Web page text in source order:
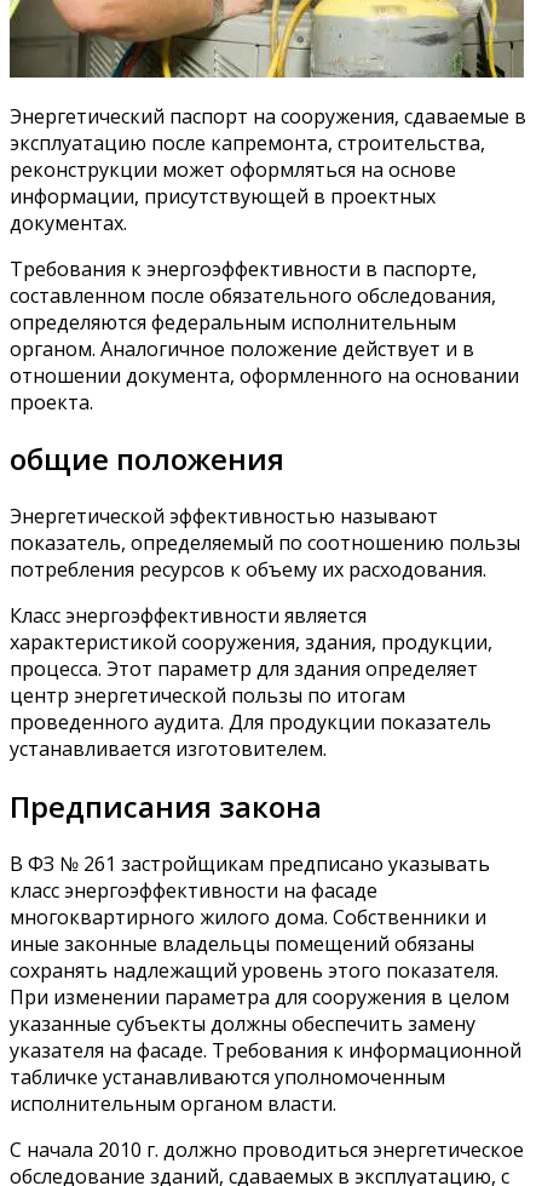
Энергетический паспорт на сооружения, сдаваемые в
эксплуатацию после капремонта, строительства,
реконструкции может оформляться на основе
информации, присутствующей в проектных
документах.
Требования к энергоэффективности в паспорте,
составленном после обязательного обследования,
определяются федеральным исполнительным
органом. Аналогичное положение действует и в
отношении документа, оформленного на основании
проекта.
общие положения
Энергетической эффективностью называют
показатель, определяемый по соотношению пользы
потребления ресурсов к объему их расходования.
Класс энергоэффективности является
характеристикой сооружения, здания, продукции,
процесса. Этот параметр для здания определяет
центр энергетической пользы по итогам
проведенного аудита. Для продукции показатель
устанавливается изготовителем.
Предписания закона
В ФЗ № 261 застройщикам предписано указывать
класс энергоэффективности на фасаде
многоквартирного жилого дома. Собственники и
иные законные владельцы помещений обязаны
сохранять надлежащий уровень этого показателя.
При изменении параметра для сооружения в целом
указанные субъекты должны обеспечить замену
указателя на фасаде. Требования к информационной
табличке устанавливаются уполномоченным
исполнительным органом власти.
С начала 2010 г. должно проводиться энергетическое
обследование зданий, сдаваемых в эксплуатацию, с